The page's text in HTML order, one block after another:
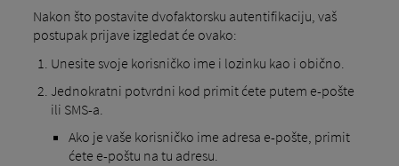
Nakon što postavite dvofaktorsku autentifikaciju, vaš
postupak prijave izgledat će ovako:
Unesite svoje korisničko ime i lozinku kao i obično.
Jednokratni potvrdni kod primit ćete putem e-pošte
ili SMS-a.
Ako je vaše korisničko ime adresa e-pošte, primit
ćete e-poštu na tu adresu.